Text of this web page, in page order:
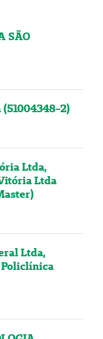
SÃO
2)
Ltda,
Ltda
Ltda,
Policlínica